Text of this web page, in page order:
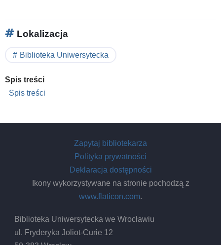
Lokalizacja
Biblioteka Uniwersytecka
Spis treści
Spis treści
Zapytaj bibliotekarza
Polityka prywatności
Deklaracja dostępności
Ikony wykorzystywane na stronie pochodzą z
www.flaticon.com.
Biblioteka Uniwersytecka we Wrocławiu
ul. Fryderyka Joliot-Curie 12